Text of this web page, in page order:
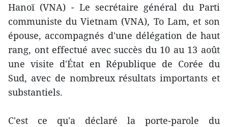
Hanoï (VNA) - Le secrétaire général du Parti
communiste du Vietnam (VNA), To Lam, et son
épouse, accompagnés d'une délégation de haut
rang, ont effectué avec succès du 10 au 13 août
une visite d'État en République de Corée du
Sud, avec de nombreux résultats importants et
substantiels.
C'est ce qu'a déclaré la porte-parole du